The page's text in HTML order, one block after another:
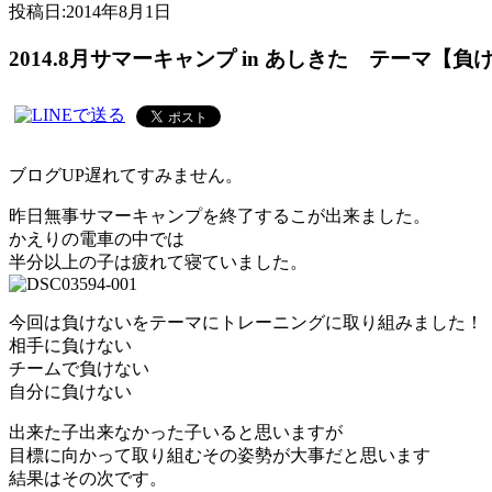
投稿日:2014年8月1日
2014.8月サマーキャンプ in あしきた テーマ【負
ブログUP遅れてすみません。
昨日無事サマーキャンプを終了するこが出来ました。
かえりの電車の中では
半分以上の子は疲れて寝ていました。
今回は負けないをテーマにトレーニングに取り組みました！
相手に負けない
チームで負けない
自分に負けない
出来た子出来なかった子いると思いますが
目標に向かって取り組むその姿勢が大事だと思います
結果はその次です。